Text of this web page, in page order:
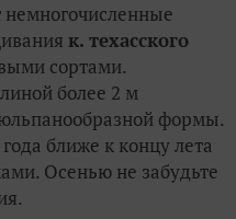
немногочисленные
к. техасского
сортами.
более 2 м
формы.
ближе к концу лета
Осенью не забудьте